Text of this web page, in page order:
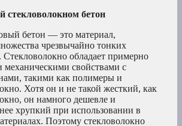
бетон
бетон — это материал,
чрезвычайно тонких
Стекловолокно обладает примерно
свойствами с
такими как полимеры и
Хотя он и не такой жесткий, как
он намного дешевле и
хрупкий при использовании в
Поэтому стекловолокно